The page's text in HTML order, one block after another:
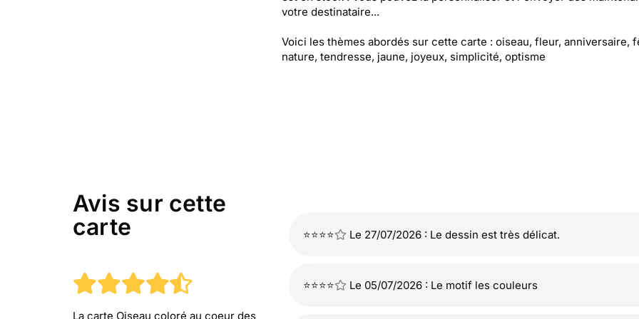
votre destinataire...
Voici les thèmes abordés sur cette carte : oiseau, fleur, anniversaire,
nature, tendresse, jaune, joyeux, simplicité, optisme
Avis sur cette
carte
La carte Oiseau coloré au coeur des
⭐⭐⭐⭐ Le 27/07/2026 : Le dessin est très délicat.
⭐⭐⭐⭐ Le 05/07/2026 : Le motif les couleurs